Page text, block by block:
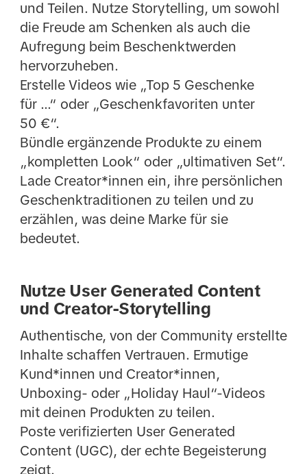
und Teilen. Nutze Storytelling, um sowohl
die Freude am Schenken als auch die
Aufregung beim Beschenktwerden
hervorzuheben.
Erstelle Videos wie „Top 5 Geschenke
für ...“ oder „Geschenkfavoriten unter
50 €“.
Bündle ergänzende Produkte zu einem
„kompletten Look“ oder „ultimativen Set“.
Lade Creator*innen ein, ihre persönlichen
Geschenktraditionen zu teilen und zu
erzählen, was deine Marke für sie
bedeutet.
Nutze User Generated Content
und Creator-Storytelling
Authentische, von der Community erstellte
Inhalte schaffen Vertrauen. Ermutige
Kund*innen und Creator*innen,
Unboxing- oder „Holiday Haul“-Videos
mit deinen Produkten zu teilen.
Poste verifizierten User Generated
Content (UGC), der echte Begeisterung
zeigt.